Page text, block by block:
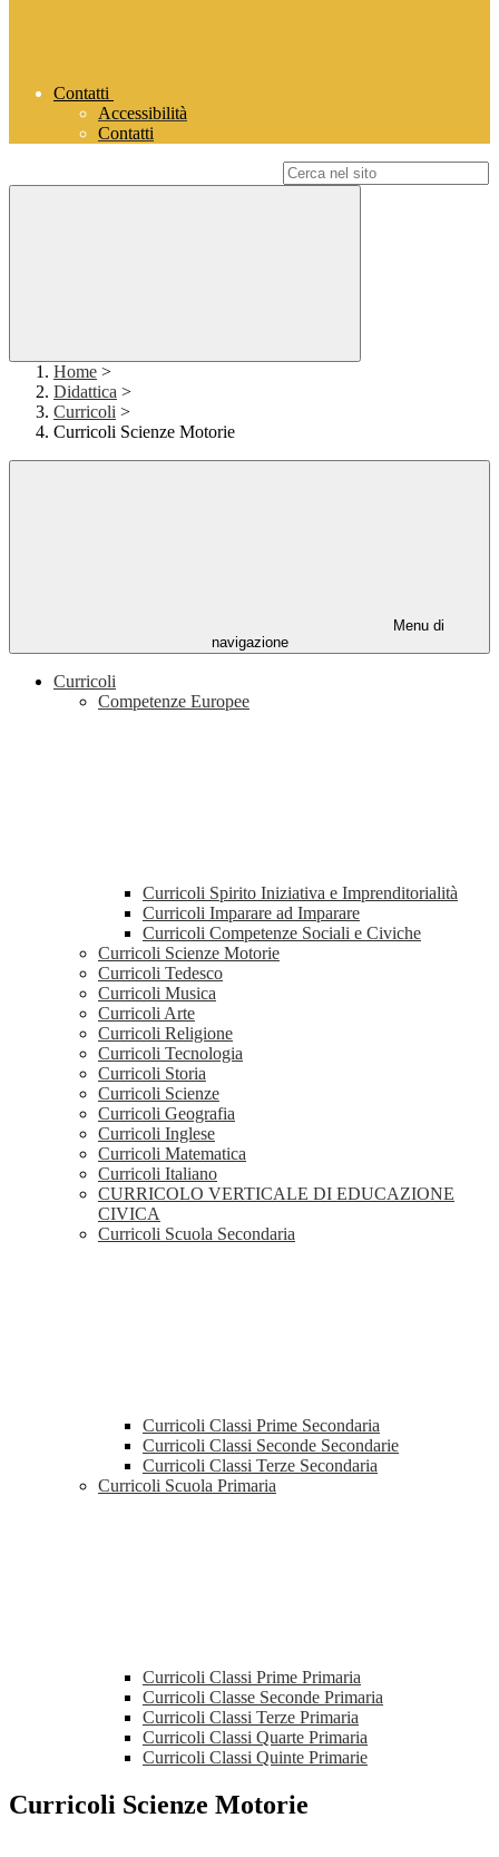
Contatti
Accessibilità
Contatti
Home >
Didattica >
Curricoli >
Curricoli Scienze Motorie
Menu di
navigazione
Curricoli
Competenze Europee
Curricoli Spirito Iniziativa e Imprenditorialità
Curricoli Imparare ad Imparare
Curricoli Competenze Sociali e Civiche
Curricoli Scienze Motorie
Curricoli Tedesco
Curricoli Musica
Curricoli Arte
Curricoli Religione
Curricoli Tecnologia
Curricoli Storia
Curricoli Scienze
Curricoli Geografia
Curricoli Inglese
Curricoli Matematica
Curricoli Italiano
CURRICOLO VERTICALE DI EDUCAZIONE
CIVICA
Curricoli Scuola Secondaria
Curricoli Classi Prime Secondaria
Curricoli Classi Seconde Secondarie
Curricoli Classi Terze Secondaria
Curricoli Scuola Primaria
Curricoli Classi Prime Primaria
Curricoli Classe Seconde Primaria
Curricoli Classi Terze Primaria
Curricoli Classi Quarte Primaria
Curricoli Classi Quinte Primarie
Curricoli Scienze Motorie